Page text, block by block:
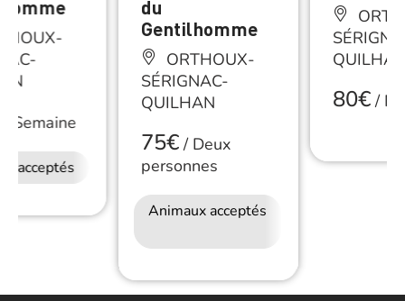
Semaine
acceptés
du
Gentilhomme
ORTHOUX-
SÉRIGNAC-
QUILHAN
75€/Deux
personnes
Animaux acceptés
80€/